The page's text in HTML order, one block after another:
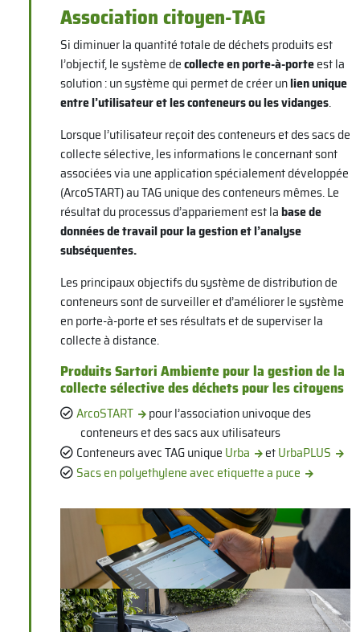
Association citoyen-TAG
Si diminuer la quantité totale de déchets produits est
l’objectif, le système decollecte en porte-à-porteest la
solution : un système qui permet de créer unlien unique
entre l’utilisateur et les conteneurs ou les vidanges.
Lorsque l’utilisateur reçoit des conteneurs et des sacs de
collecte sélective, les informations le concernant sont
associées via une application spécialement développée
(ArcoSTART) au TAG unique des conteneurs mêmes. Le
résultat du processus d’appariement est labase de
données de travail pour la gestion et l’analyse
subséquentes.
Les principaux objectifs du système de distribution de
conteneurs sont de surveiller et d’améliorer le système
en porte-à-porte et ses résultats et de superviser la
collecte à distance.
Produits Sartori Ambiente pour la gestion de la
collecte sélective des déchets pour les citoyens
ArcoSTART
pour l’association univoque des
conteneurs et des sacs aux utilisateurs
Conteneurs avec TAG unique Urba etUrbaPLUS
Sacs en polyethylene avec etiquette a puce